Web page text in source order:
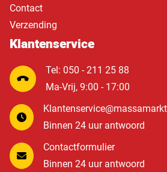
Contact
Verzending
Klantenservice
Tel: 050 - 211 25 88
Ma-Vrij, 9:00 - 17:00
Binnen 24 uur antwoord
Contactformulier
Binnen 24 uur antwoord